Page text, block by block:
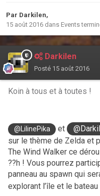
Par Darkilen,
15 août 2016 dans Events
Darkilen
Posté 15 août 2016
Koin à tous et à toutes !
@LilinePika et
sur le thème de Zelda et
The Wind Walker ce
??h ! Vous pourrez
panneau au spawn qui
explorant l’île et le